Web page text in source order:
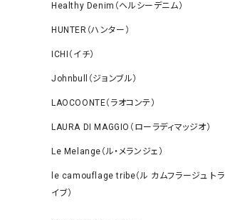
Healthy Denim（ヘルシーデニム）
HUNTER（ハンター）
ICHI（イチ）
Johnbull（ジョンブル）
LAOCOONTE（ラオコンテ）
LAURA DI MAGGIO（ローラディマッジオ）
Le Melange（ル・メランジェ）
le camouflage tribe（ル カムフラージュ トラ
イブ）